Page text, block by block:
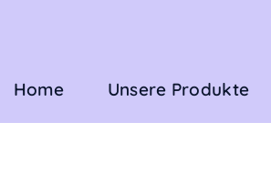
Home Unsere Produkte